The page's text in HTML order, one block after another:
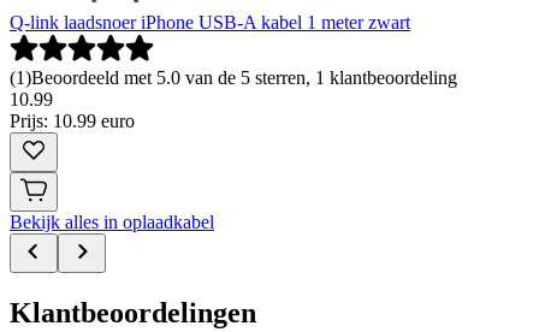
Q-link laadsnoer iPhone USB-A kabel 1 meter zwart
(1)Beoordeeld met 5.0 van de 5 sterren, 1 klantbeoordeling
10.99
Prijs: 10.99 euro
Bekijk alles in oplaadkabel
Klantbeoordelingen